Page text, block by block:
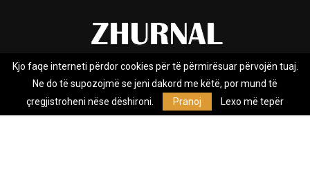
Rreth nesh Impresumi Marketing
Privacy Policy
Zhurnal.mk është Agjenci e Lajmeve e pavarur, e themeluar në vitin
Kjo faqe interneti përdor cookies për të përmirësuar përvojën tuaj.
Ne do të supozojmë se jeni dakord me këtë, por mund të
çregjistroheni nëse dëshironi.
Pranoj Lexo më tepër